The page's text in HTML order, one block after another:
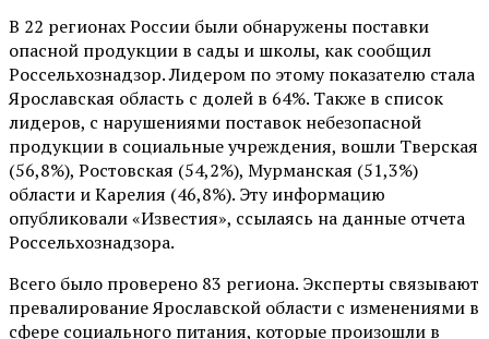
В 22 регионах России были обнаружены поставки
опасной продукции в сады и школы, как сообщил
Россельхознадзор. Лидером по этому показателю стала
Ярославская область с долей в 64%. Также в список
лидеров, с нарушениями поставок небезопасной
продукции в социальные учреждения, вошли Тверская
(56,8%), Ростовская (54,2%), Мурманская (51,3%)
области и Карелия (46,8%). Эту информацию
опубликовали «Известия», ссылаясь на данные отчета
Россельхознадзора.
Всего было проверено 83 региона. Эксперты связывают
превалирование Ярославской области с изменениями в
сфере социального питания, которые произошли в